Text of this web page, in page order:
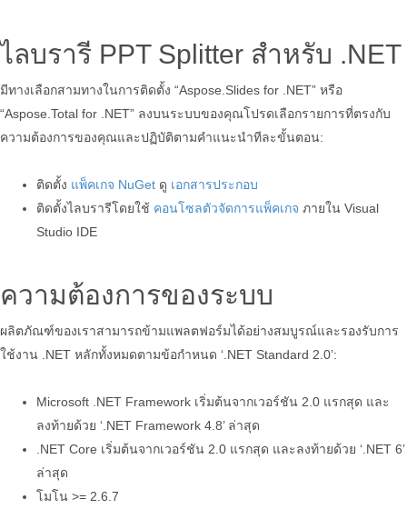
ไลบรารี PPT Splitter สำหรับ .NET
มีทางเลือกสามทางในการติดตั้ง “Aspose.Slides for .NET” หรือ
“Aspose.Total for .NET” ลงบนระบบของคุณโปรดเลือกรายการที่ตรงกับ
ความต้องการของคุณและปฏิบัติตามคำแนะนำทีละขั้นตอน:
ติดตั้ง แพ็คเกจ NuGet ดู เอกสารประกอบ
ติดตั้งไลบรารีโดยใช้ คอนโซลตัวจัดการแพ็คเกจ ภายใน Visual
Studio IDE
ความต้องการของระบบ
ผลิตภัณฑ์ของเราสามารถข้ามแพลตฟอร์มได้อย่างสมบูรณ์และรองรับการ
ใช้งาน .NET หลักทั้งหมดตามข้อกำหนด ‘.NET Standard 2.0’:
Microsoft .NET Framework เริ่มต้นจากเวอร์ชัน 2.0 แรกสุด และ
ลงท้ายด้วย ‘.NET Framework 4.8’ ล่าสุด
.NET Core เริ่มต้นจากเวอร์ชัน 2.0 แรกสุด และลงท้ายด้วย ‘.NET 6’
ล่าสุด
โมโน >= 2.6.7